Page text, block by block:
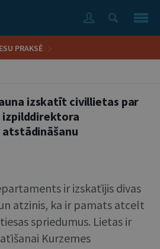
PRAKSĒ
izskatīt civillietas par
izpilddirektora
atstādināšanu
ir izskatījis divas
atzinis, ka ir pamats atcelt
spriedumus. Lietas ir
Kurzemes